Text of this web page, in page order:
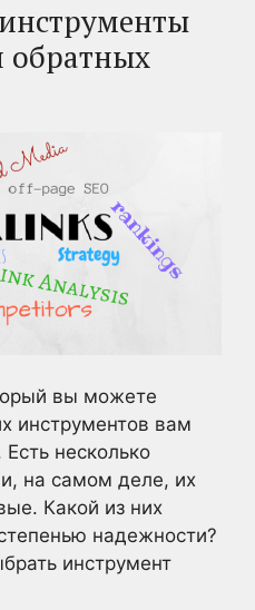
обратных
вы можете
инструментов вам
Есть несколько
на самом деле, их
Какой из них
надежности?
инструмент